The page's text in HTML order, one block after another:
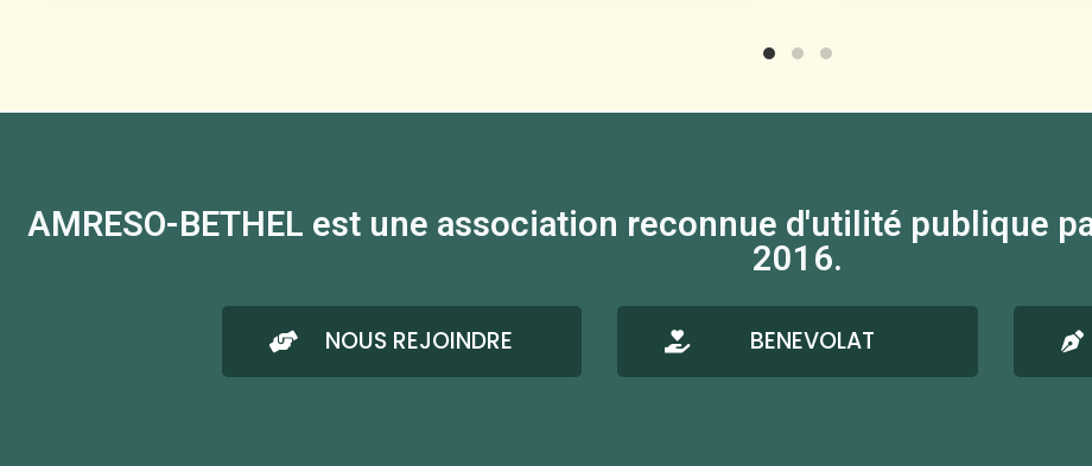
AMRESO-BETHEL est une association reconnue d'utilité publique
2016.
NOUS REJOINDRE BENEVOLAT